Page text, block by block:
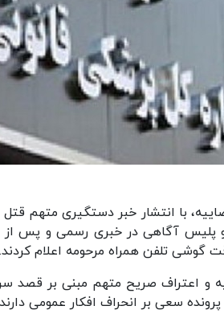
با انتشار خبر دستگیری متهم
و پلیس آگاهی در خبری رسمی و پس از
گوشی تلفن همراه مرحومه اعلام کردند.
و اعتراف صریح متهم مبنی بر قصد
سعی بر انحراف افکار عمومی